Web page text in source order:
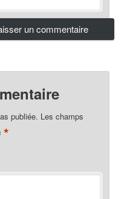
publiée. Les champs
*